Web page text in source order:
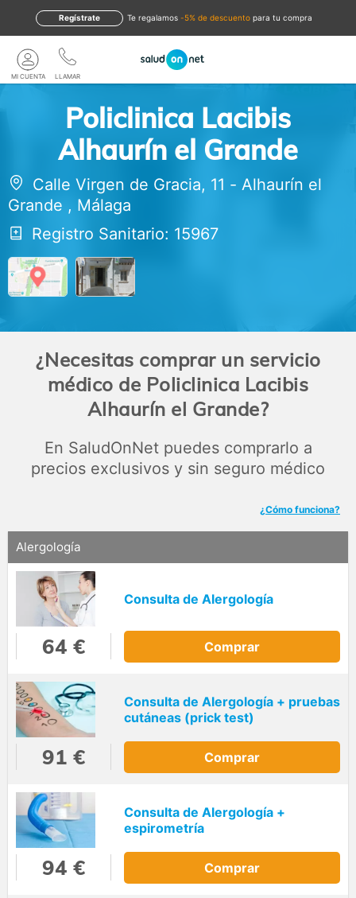
te regalamos -5% de descuento para tu compra
Regístrate
LLAMAR
MI CUENTA
Policlinica Lacibis
Alhaurín el Grande
Calle Virgen de Gracia, 11 - Alhaurín el
Grande , Málaga
Registro Sanitario: 15967
¿Necesitas comprar un servicio
médico de Policlinica Lacibis
Alhaurín el Grande?
En SaludOnNet puedes comprarlo a
precios exclusivos y sin seguro médico
¿Cómo funciona?
Alergología
Consulta de Alergología
64 € Comprar
Consulta de Alergología + pruebas
cutáneas (prick test)
91 € Comprar
Consulta de Alergología +
espirometría
94 € Comprar